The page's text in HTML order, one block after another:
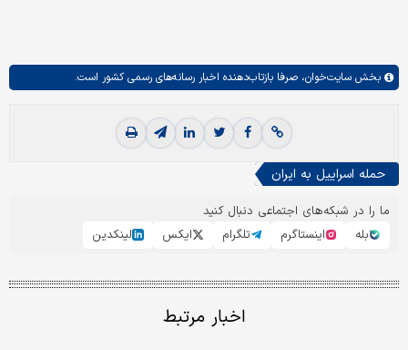
بخش سایت‌خوان، صرفا بازتاب‌دهنده اخبار رسانه‌های رسمی کشور است.
حمله اسراییل به ایران
ما را در شبکه‌های اجتماعی دنبال کنید
بله
اینستاگرم تلگرام ایکس لینکدین
اخبار مرتبط